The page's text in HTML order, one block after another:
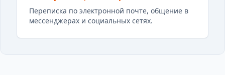
Переписка по электронной почте, общение в
мессенджерах и социальных сетях.